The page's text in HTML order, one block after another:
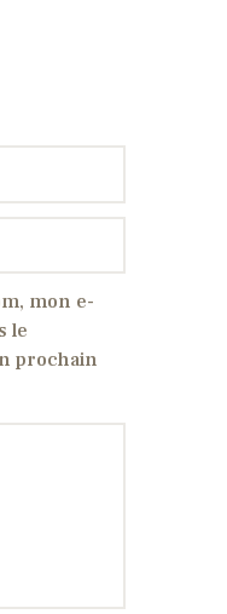
mon e-
le
prochain